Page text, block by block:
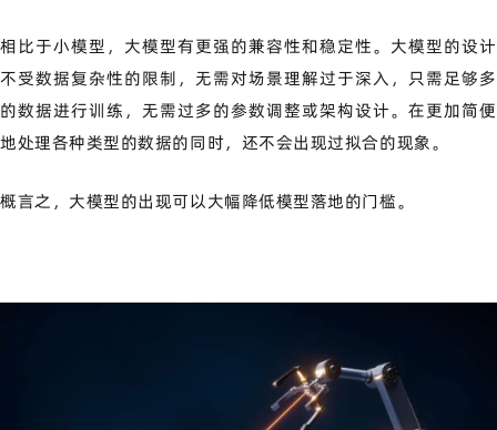
相比于小模型，大模型有更强的兼容性和稳定性。大模型的设计
不受数据复杂性的限制，无需对场景理解过于深入，只需足够多
的数据进行训练，无需过多的参数调整或架构设计。在更加简便
地处理各种类型的数据的同时，还不会出现过拟合的现象。
概言之，大模型的出现可以大幅降低模型落地的门槛。